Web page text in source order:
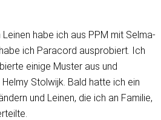
habe ich aus PPM mit Selma-
ich Paracord ausprobiert. Ich
einige Muster aus und
Stolwijk. Bald hatte ich ein
und Leinen, die ich an Familie,